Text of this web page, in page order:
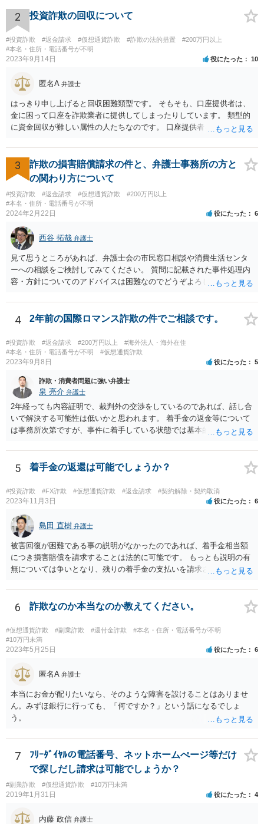
2 投資詐欺の回収について
#投資詐欺 #返金請求 #仮想通貨詐欺 #詐欺の法的措置
#200万円以上
#本名・住所・電話番号が不明
2023年9月14日 役にたった 10
匿名A 弁護士
はっきり申し上げると回収困難類型です。 そもそも、口座提供者は、
金に困って口座を詐欺業者に提供してしまったりしています。 類型的
に資金回収が難しい属性の人たちなのです。 口座提供者を訴えた場
か、共同不法行為が成立するのかなども問題となります。 裁判所の目
も現状シビアにみられているなというのが感触です。 くわえて、SNS
等で詐欺行為を行った人物についてはそもそも特定が困難な場合が多
いです。 そのため、私は、この手の事件の弁護団に属していますが、
回収は困難であることを明言した上で、それでも依頼する意思がある
かを確認した上で事件に着手して進めています。
3
詐欺の損害賠償請求の件と、弁護士事務所の方と
の関わり方について
#投資詐欺 #返金請求 #仮想通貨詐欺
#200万円以上
#本名・住所・電話番号が不明
2024年2月22日 役にたった 6
西谷 拓哉 弁護士
見て思うところがあれば、弁護士会の市民窓口相談や消費生活センタ
ーへの相談をご検討してみてください。 質問に記載された事件処理内
容・方針についてのアドバイスは困難なのでどうぞよろしくお願い致
4 2年前の国際ロマンス詐欺の件でご相談です。
#投資詐欺 #返金請求 #200万円以上
#海外法人・海外在住
#本名・住所・電話番号が不明
#仮想通貨詐欺
2023年9月8日 役にたった 5
詐欺・消費者問題に強い弁護士
泉 亮介 弁護士
2年経っても内容証明で、裁判外の交渉をしているのであれば、話し合
いで解決する可能性は低いかと思われます。 着手金の返金等について
は事務所次第ですが、事件に着手している状態では基本的に返金に応
は、現状や今後どう動くのか、回収可能性についてどのような見込み
か等疑問や不安に思っていることは確認をされた方が良いでしょう。
5 着手金の返還は可能でしょうか？
#投資詐欺 #FX詐欺 #仮想通貨詐欺 #返金請求 #契約解除・契約取消
2023年11月3日 役にたった 6
島田 直樹 弁護士
被害回復が困難である事の説明がなかったのであれば、着手金相当額
につき損害賠償を請求することは法的に可能です。 もっとも説明の有
無については争いとなり、残りの着手金の支払いを請求される可能性
紛議調停を申し立てることが考えられます。
6 詐欺なのか本当なのか教えてください。
#仮想通貨詐欺 #副業詐欺 #還付金詐欺
#本名・住所・電話番号が不明
#10万円未満
2023年5月25日 役にたった 6
匿名A 弁護士
本当にお金が配りたいなら、そのような障害を設けることはありませ
ん。みずほ銀行に行っても、「何ですか？」という話になるでしょ
う。
7
ﾌﾘｰﾀﾞｲﾔﾙの電話番号、ネットホームぺージ等だけ
で探しだし請求は可能でしょうか？
#副業詐欺 #仮想通貨詐欺 #10万円未満
2019年1月31日 役にたった 4
内藤 政信 弁護士